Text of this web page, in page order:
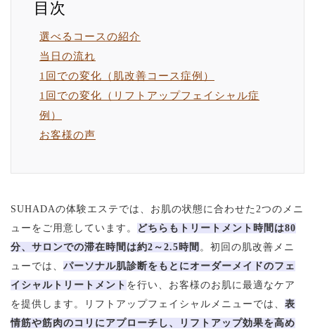
選べるコースの紹介
当日の流れ
1回での変化（肌改善コース症例）
1回での変化（リフトアップフェイシャル症
例）
お客様の声
SUHADAの体験エステでは、お肌の状態に合わせた2つのメニ
ューをご用意しています。
どちらもトリートメント時間は80
分、サロンでの滞在時間は約2～2.5時間 。初回の肌改善メニ
ューでは、 パーソナル肌診断をもとにオーダーメイドのフェ
イシャルトリートメント を行い、お客様のお肌に最適なケア
を提供します。リフトアップフェイシャルメニューでは、 表
情筋や筋肉のコリにアプローチし、リフトアップ効果を高め